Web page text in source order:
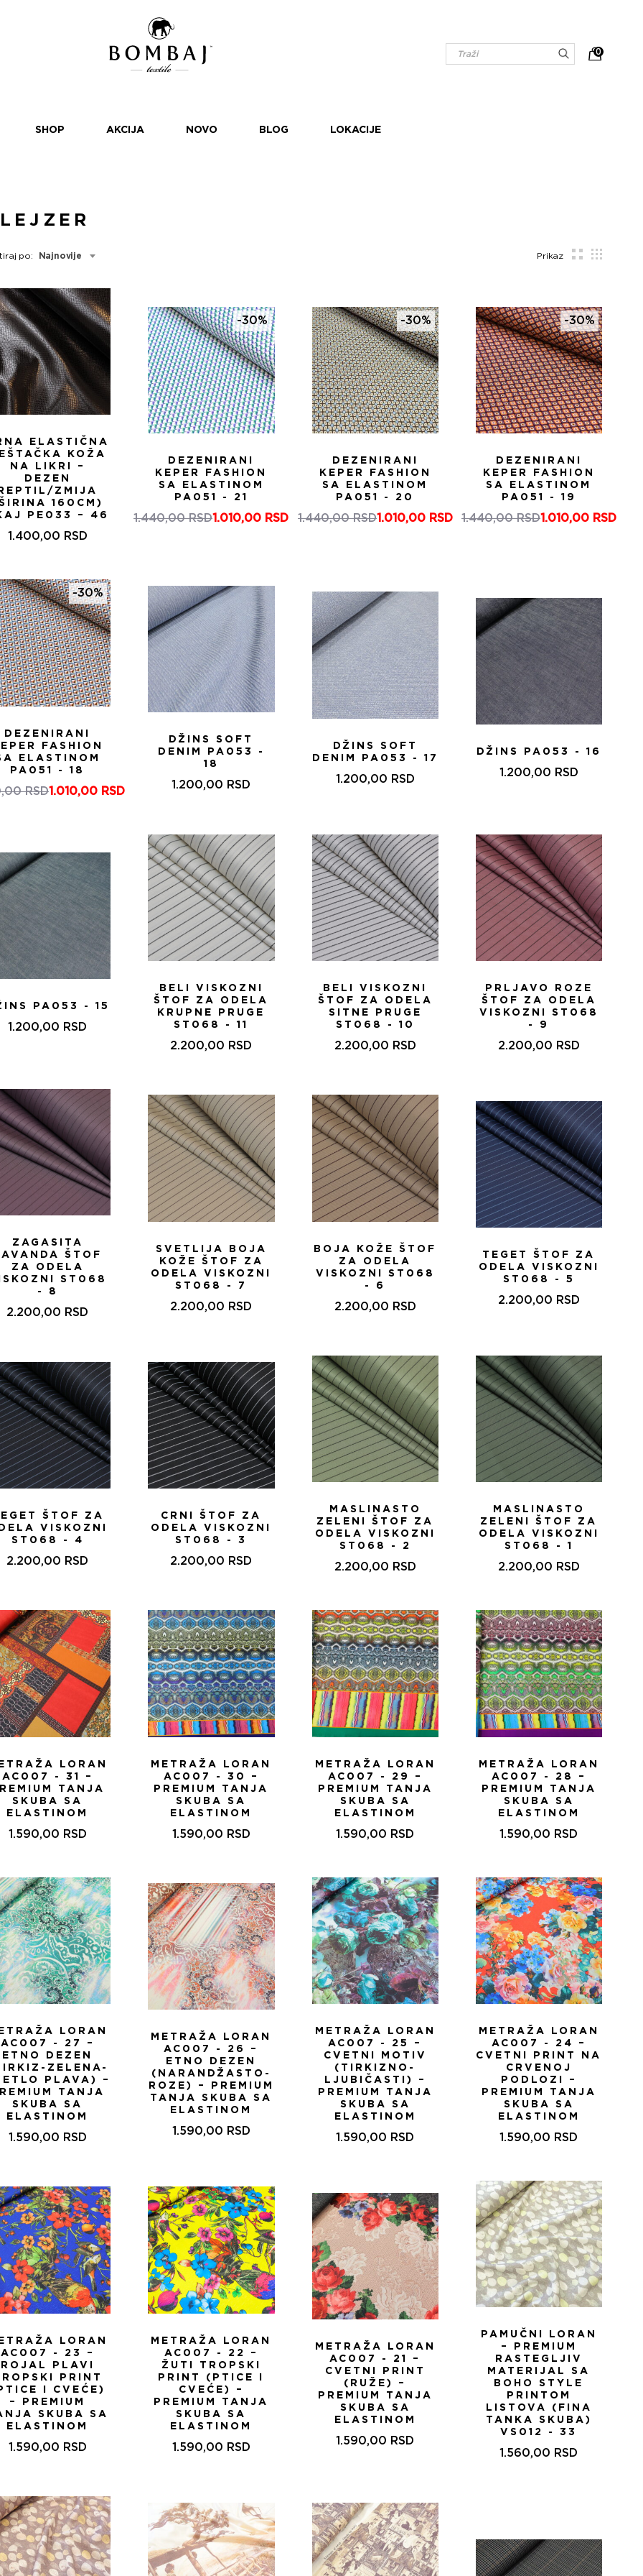
0
SHOP AKCIJA NOVO BLOG LOKACIJE
po: Najnovije Prikaz
ELASTIČNA
KOŽA
NA LIKRI –
DEZEN
ZMIJA
160CM)
PE033 – 46
1.400,00 RSD
-30%
DEZENIRANI
KEPER FASHION
SA ELASTINOM
PA051 - 21
1.440,00RSDОригинална
1.010,00 RSD
Тренутна
-30%
DEZENIRANI
KEPER FASHION
SA ELASTINOM
PA051 - 20
1.440,00RSDОригинална
1.010,00 RSD
Тренутна
-30%
DEZENIRANI
KEPER FASHION
SA ELASTINOM
PA051 - 19
1.440,00RSDОригинална
1.010,00 RSD
Тренутна
-30%
DEZENIRANI
FASHION
ELASTINOM
PA051 - 18
RSDОригинална
1.440,00 RSD.
1.010,00 RSD
Тренутна
DŽINS SOFT
DENIM PA053 -
18
1.200,00 RSD
DŽINS SOFT
DENIM PA053 - 17
1.200,00 RSD
DŽINS PA053 - 16
1.200,00 RSD
PA053 - 15
1.200,00 RSD
BELI VISKOZNI
ŠTOF ZA ODELA
KRUPNE PRUGE
ST068 - 11
2.200,00 RSD
BELI VISKOZNI
ŠTOF ZA ODELA
SITNE PRUGE
ST068 - 10
2.200,00 RSD
PRLJAVO ROZE
ŠTOF ZA ODELA
VISKOZNI ST068
- 9
2.200,00 RSD
ZAGASITA
ŠTOF
ZA ODELA
ST068
- 8
2.200,00 RSD
SVETLIJA BOJA
KOŽE ŠTOF ZA
ODELA VISKOZNI
ST068 - 7
2.200,00 RSD
BOJA KOŽE ŠTOF
ZA ODELA
VISKOZNI ST068
- 6
2.200,00 RSD
TEGET ŠTOF ZA
ODELA VISKOZNI
ST068 - 5
2.200,00 RSD
ŠTOF ZA
VISKOZNI
ST068 - 4
2.200,00 RSD
CRNI ŠTOF ZA
ODELA VISKOZNI
ST068 - 3
2.200,00 RSD
MASLINASTO
ZELENI ŠTOF ZA
ODELA VISKOZNI
ST068 - 2
2.200,00 RSD
MASLINASTO
ZELENI ŠTOF ZA
ODELA VISKOZNI
ST068 - 1
2.200,00 RSD
LORAN
AC007 - 31 –
TANJA
SKUBA SA
ELASTINOM
1.590,00 RSD
METRAŽA LORAN
AC007 - 30 –
PREMIUM TANJA
SKUBA SA
ELASTINOM
1.590,00 RSD
METRAŽA LORAN
AC007 - 29 –
PREMIUM TANJA
SKUBA SA
ELASTINOM
1.590,00 RSD
METRAŽA LORAN
AC007 - 28 –
PREMIUM TANJA
SKUBA SA
ELASTINOM
1.590,00 RSD
LORAN
AC007 - 27 –
ETNO DEZEN
ZELENA-
PLAVA) –
TANJA
SKUBA SA
ELASTINOM
1.590,00 RSD
METRAŽA LORAN
AC007 - 26 –
ETNO DEZEN
(NARANDŽASTO-
ROZE) – PREMIUM
TANJA SKUBA SA
ELASTINOM
1.590,00 RSD
METRAŽA LORAN
AC007 - 25 –
CVETNI MOTIV
(TIRKIZNO-
LJUBIČASTI) –
PREMIUM TANJA
SKUBA SA
ELASTINOM
1.590,00 RSD
METRAŽA LORAN
AC007 - 24 –
CVETNI PRINT NA
CRVENOJ
PODLOZI –
PREMIUM TANJA
SKUBA SA
ELASTINOM
1.590,00 RSD
LORAN
AC007 - 23 –
ROJAL PLAVI
PRINT
I CVEĆE)
– PREMIUM
SKUBA SA
ELASTINOM
1.590,00 RSD
METRAŽA LORAN
AC007 - 22 –
ŽUTI TROPSKI
PRINT (PTICE I
CVEĆE) –
PREMIUM TANJA
SKUBA SA
ELASTINOM
1.590,00 RSD
METRAŽA LORAN
AC007 - 21 –
CVETNI PRINT
(RUŽE) –
PREMIUM TANJA
SKUBA SA
ELASTINOM
1.590,00 RSD
PAMUČNI LORAN
– PREMIUM
RASTEGLJIV
MATERIJAL SA
BOHO STYLE
PRINTOM
LISTOVA (FINA
TANKA SKUBA)
VS012 - 33
1.560,00 RSD